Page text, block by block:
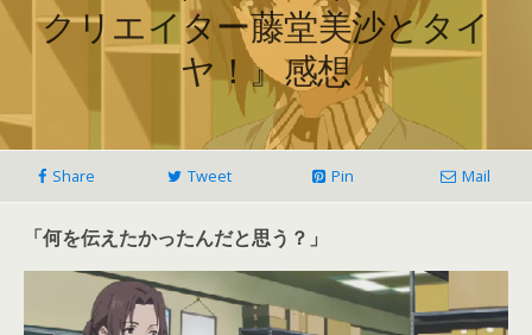
クリエイター藤堂美沙とタイ
ヤ！』感想
Share Tweet Pin Mail
「何を伝えたかったんだと思う？」